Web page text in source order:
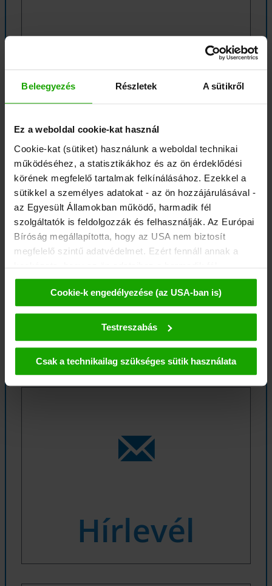
Beleegyezés Részletek A sütikről
Ez a weboldal cookie-kat használ
Cookie-kat (sütiket) használunk a weboldal technikai
működéséhez, a statisztikákhoz és az ön érdeklődési
körének megfelelő tartalmak felkínálásához. Ezekkel a
sütikkel a személyes adatokat - az ön hozzájárulásával -
az Egyesült Államokban működő, harmadik fél
szolgáltatók is feldolgozzák és felhasználják. Az Európai
Bíróság megállapította, hogy az USA nem biztosít
megfelelő szintű adatvédelmet. Ezért fennáll annak a
kockázata, hogy az ön adataihoz a harmadik fél
szolgáltatók (pl. Google, Meta) ellen hozott megfelelő
végzések miatt az amerikai hatóságok ellenőrzési és
felügyeleti céllal hozzáférhetnek és ez ellen nem állnak
rendelkezésre hatékony jogorvoslati lehetőségek. A
„Cookie-k engedélyezése” gombra kattintva ön elfogadja,
USA-ban is) használhatják. Ezeket az adatokat csak
Cookie-k engedélyezése (az USA-ban is)
Testreszabás
Csak a technikailag szükséges sütik használata
Túratervező
Időjárás
Hírlevél